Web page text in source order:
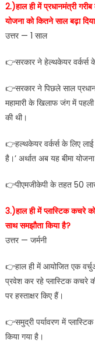
2.)हाल ही में प्रधानमंत्री
योजना को कितने साल बढ़ा
उत्तर — 1 साल
👉सरकार ने हेल्थकेयर वर्कर्स
👉सरकार ने पिछले साल
महामारी के खिलाफ जंग में
की थी।
👉हल्थकेयर वर्कर्स के लिए
है।’ अर्थात अब यह बीमा
👉पीएमजीकेपी के तहत 50
3.)हाल ही में प्लास्टिक कचरे
साथ समझौता किया है?
उत्तर — जर्मनी
👉हाल ही में आयोजित एक
प्रवेश कर रहे प्लास्टिक कचरे
पर हस्ताक्षर किए हैं।
👉समुद्री पर्यावरण में
किया गया है।